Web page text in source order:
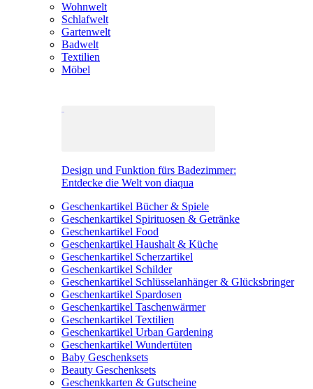
Wohnwelt
Schlafwelt
Gartenwelt
Badwelt
Textilien
Möbel
Design und Funktion fürs Badezimmer:
Entdecke die Welt von diaqua
Geschenkartikel Bücher & Spiele
Geschenkartikel Spirituosen & Getränke
Geschenkartikel Food
Geschenkartikel Haushalt & Küche
Geschenkartikel Scherzartikel
Geschenkartikel Schilder
Geschenkartikel Schlüsselanhänger & Glücksbringer
Geschenkartikel Spardosen
Geschenkartikel Taschenwärmer
Geschenkartikel Textilien
Geschenkartikel Urban Gardening
Geschenkartikel Wundertüten
Baby Geschenksets
Beauty Geschenksets
Geschenkkarten & Gutscheine